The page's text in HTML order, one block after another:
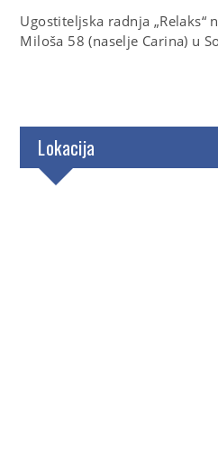
Ugostiteljska radnja „Relaks“
Miloša 58 (naselje Carina) u
Lokacija